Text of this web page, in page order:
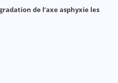
de l’axe asphyxie les